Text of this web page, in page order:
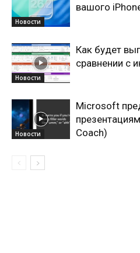
Новости
вашого
Новости
Как будет
сравнении с
Новости
Microsoft
Coach)